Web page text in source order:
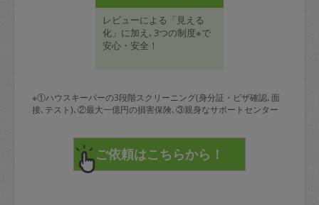
レビューによる「見える
化」に加え､3つの制度※で
安心・安全！
※①ハウスキーパーの3段階スクリーニング(身分証・ビザ確認､面
接､テスト)､②最大一億円の損害保険､③親身なサポートセンター